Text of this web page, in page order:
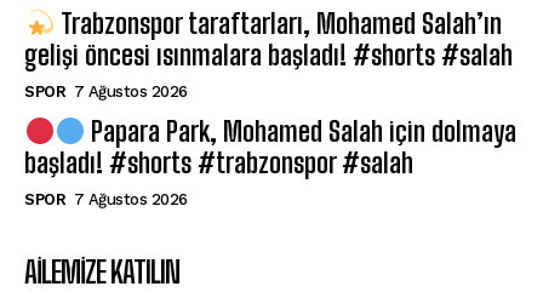
Trabzonspor taraftarları, Mohamed Salah’ın
gelişi öncesi ısınmalara başladı! #shorts #salah
SPOR 7 Ağustos 2026
Papara Park, Mohamed Salah için dolmaya
başladı! #shorts #trabzonspor #salah
SPOR 7 Ağustos 2026
AILEMIZE KATILIN